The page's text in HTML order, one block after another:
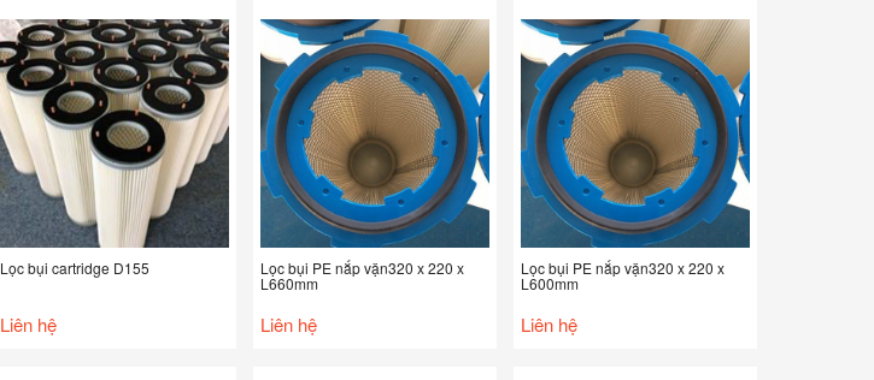
Lọc bụi cartridge D155
Liên hệ
Lọc bụi PE nắp vặn320 x 220 x
L660mm
Liên hệ
Lọc bụi PE nắp vặn320 x 220 x
L600mm
Liên hệ